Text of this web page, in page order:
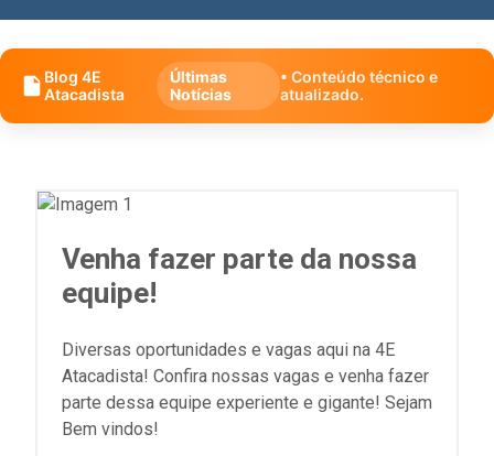
Blog 4E
Atacadista
Últimas
Notícias
• Conteúdo técnico e
atualizado.
Venha fazer parte da nossa
equipe!
Diversas oportunidades e vagas aqui na 4E
Atacadista! Confira nossas vagas e venha fazer
parte dessa equipe experiente e gigante! Sejam
Bem vindos!